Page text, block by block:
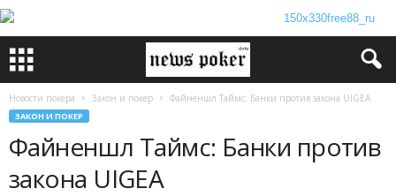
Новости покера Закон и покер Файненшл Таймс: Банки против закона UIGEA
ЗАКОН И ПОКЕР
Файненшл Таймс: Банки против
закона UIGEA